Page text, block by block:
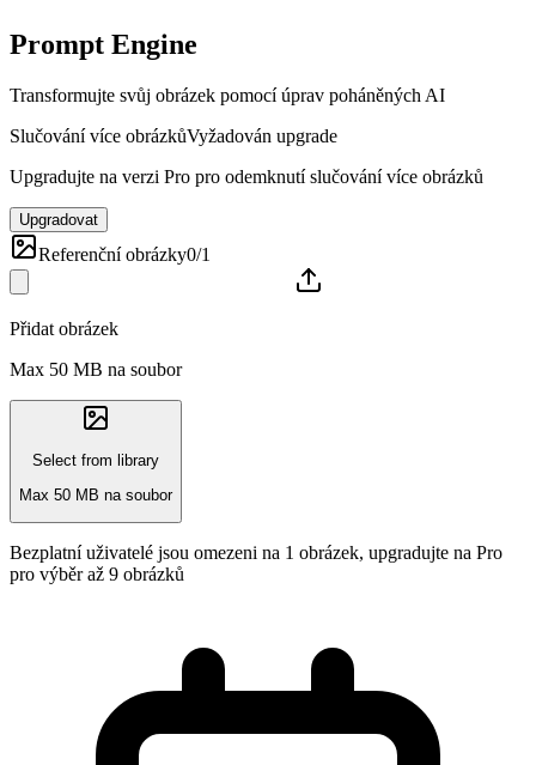
Prompt Engine
Transformujte svůj obrázek pomocí úprav poháněných AI
Slučování více obrázkůVyžadován upgrade
Upgradujte na verzi Pro pro odemknutí slučování více obrázků
Upgradovat
Referenční obrázky0/1
Přidat obrázek
Max 50 MB na soubor
Select from library
Max 50 MB na soubor
Bezplatní uživatelé jsou omezeni na 1 obrázek, upgradujte na Pro
pro výběr až 9 obrázků